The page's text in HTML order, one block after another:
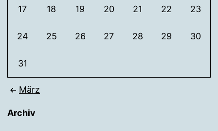
17 18 19 20 21 22 23
24 25 26 27 28 29 30
31
März
Archiv